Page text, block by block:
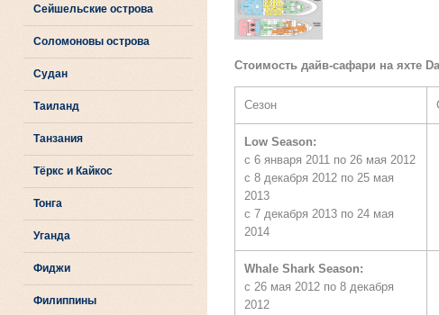
Сейшельские острова
Соломоновы острова
Судан
Таиланд
Танзания
Тёркс и Кайкос
Тонга
Уганда
Фиджи
Филиппины
Стоимость дайв-сафари на яхте
Сезон
Low Season:
с 6 января 2011 по 26 мая 2012
с 8 декабря 2012 по 25 мая
2013
с 7 декабря 2013 по 24 мая
2014
Whale Shark Season:
с 26 мая 2012 по 8 декабря
2012